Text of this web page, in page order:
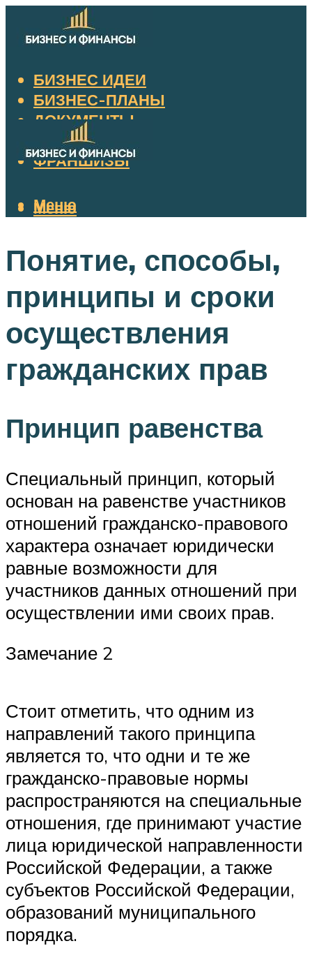
БИЗНЕС ИДЕИ
БИЗНЕС-ПЛАНЫ
ДОКУМЕНТЫ
НАЛОГИ
ФРАНШИЗЫ
Меню
Меню
Понятие, способы,
принципы и сроки
осуществления
гражданских прав
Принцип равенства
Специальный принцип, который
основан на равенстве участников
отношений гражданско-правового
характера означает юридически
равные возможности для
участников данных отношений при
осуществлении ими своих прав.
Замечание 2
Стоит отметить, что одним из
направлений такого принципа
является то, что одни и те же
гражданско-правовые нормы
распространяются на специальные
отношения, где принимают участие
лица юридической направленности
Российской Федерации, а также
субъектов Российской Федерации,
образований муниципального
порядка.